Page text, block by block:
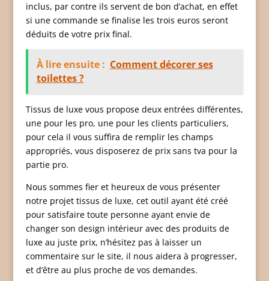
inclus, par contre ils servent de bon d’achat, en effet
si une commande se finalise les trois euros seront
déduits de votre prix final.
À lire ensuite : Comment décorer ses
toilettes ?
Tissus de luxe vous propose deux entrées différentes,
une pour les pro, une pour les clients particuliers,
pour cela il vous suffira de remplir les champs
appropriés, vous disposerez de prix sans tva pour la
partie pro.
Nous sommes fier et heureux de vous présenter
notre projet tissus de luxe, cet outil ayant été créé
pour satisfaire toute personne ayant envie de
changer son design intérieur avec des produits de
luxe au juste prix, n’hésitez pas à laisser un
commentaire sur le site, il nous aidera à progresser,
et d’être au plus proche de vos demandes.